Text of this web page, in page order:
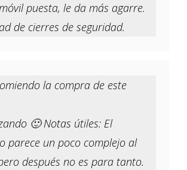
puesta, le da más agarre.
de cierres de seguridad.
la compra de este
🙂 Notas útiles: El
parece un poco complejo al
después no es para tanto.